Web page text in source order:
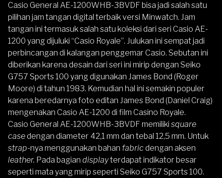
Casio General AE-1200WHB-3BVDF bisa jadi salah satu
pilihan jam tangan digital terbaik versi Minwatch. Jam
tangan ini termasuk salah satu koleksi dari seri Casio AE-
1200 yang dijuluki “Casio Royale”. Julukan ini sempat jadi
perbincangan di kalangan penggemar Casio. Sebutan ini
diberikan karena desain dari seri ini mirip dengan Seiko
G757 Sports 100 yang digunakan James Bond (Roger
Moore) di tahun 1983. Kemudian hal ini semakin populer
karena beredarnya foto editan James Bond (Daniel Craig)
mengenakan Casio AE-1200 di film Casino Royale.
Casio General AE-1200WHB-3BVDF memiliki square
casedengan diameter 42,1 mm dan tebal 12,5 mm. Untuk
strap-nya menggunakan bahan fabric dengan aksen
leather. Pada bagian displayterdapat indikator besar
seperti mata yang mirip seperti Seiko G757 Sports 100.